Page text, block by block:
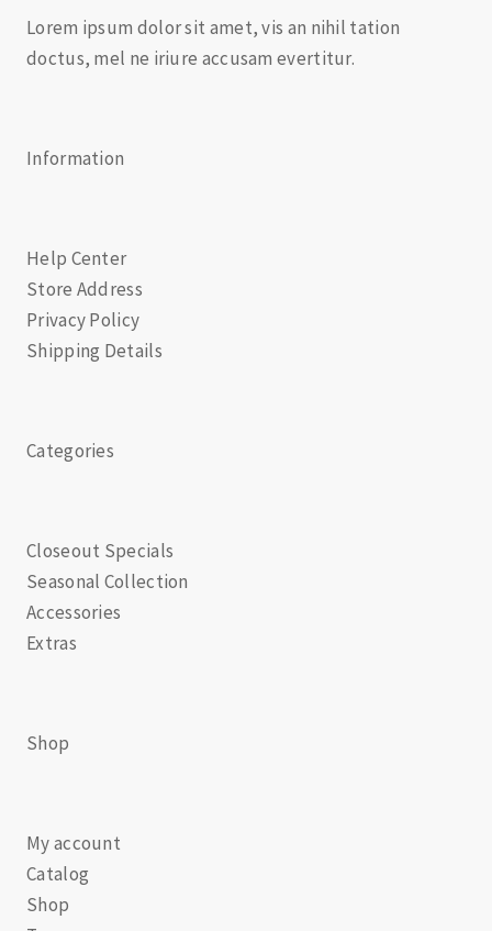
Lorem ipsum dolor sit amet, vis an nihil tation
doctus, mel ne iriure accusam evertitur.
Information
Help Center
Store Address
Privacy Policy
Shipping Details
Categories
Closeout Specials
Seasonal Collection
Accessories
Extras
Shop
My account
Catalog
Shop